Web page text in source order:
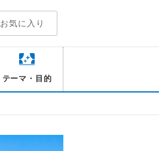
お気に入り
テーマ・目的